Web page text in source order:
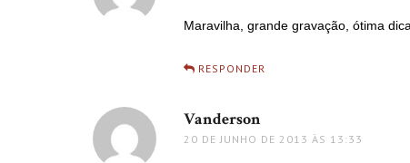
Maravilha, grande gravação, ótima
RESPONDER
Vanderson
20 DE JUNHO DE 2013 ÀS 13:33